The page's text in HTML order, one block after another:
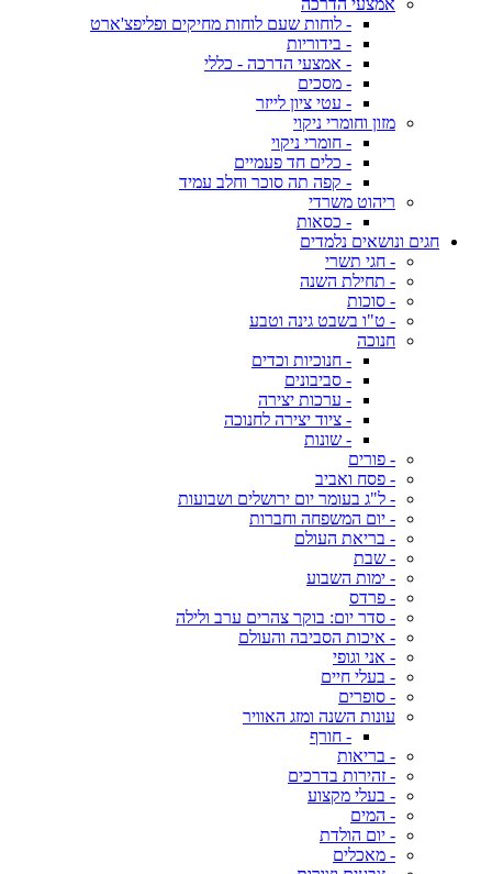
אמצעי הדרכה
- לוחות שעם לוחות מחיקים ופליפצ'ארט
- בידוריות
- אמצעי הדרכה - כללי
- מסכים
- עטי ציון לייזר
מזון וחומרי ניקוי
- חומרי ניקוי
- כלים חד פעמיים
- קפה תה סוכר וחלב עמיד
ריהוט משרדי
- כסאות
חגים ונושאים נלמדים
- חגי תשרי
- תחילת השנה
- סוכות
- ט"ו בשבט גינה וטבע
חנוכה
- חנוכיות וכדים
- סביבונים
- ערכות יצירה
- ציוד יצירה לחנוכה
- שונות
- פורים
- פסח ואביב
- ל"ג בעומר יום ירושלים ושבועות
- יום המשפחה וחברות
- בריאת העולם
- שבת
- ימות השבוע
- פרדס
- סדר יום: בוקר צהרים ערב ולילה
- איכות הסביבה והעולם
- אני וגופי
- בעלי חיים
- סופרים
עונות השנה ומזג האוויר
- חורף
- בריאות
- זהירות בדרכים
- בעלי מקצוע
- המים
- יום הולדת
- מאכלים